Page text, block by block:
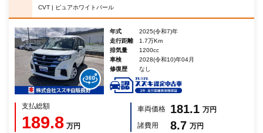
CVT | ピュアホワイトパール
年式
2025(令和7)年
走行距離
1.7万Km
排気量
1200cc
車検
2028(令和10)年04月
修復歴
なし
支払総額
189.8 万円
車両価格 181.1 万円
諸費用
8.7 万円